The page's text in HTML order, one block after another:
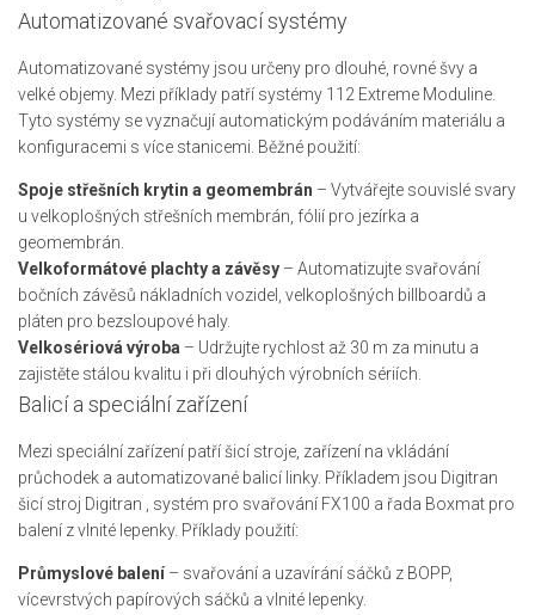
Automatizované svařovací systémy
Automatizované systémy jsou určeny pro dlouhé, rovné švy a
velké objemy. Mezi příklady patří systémy 112 Extreme Moduline.
Tyto systémy se vyznačují automatickým podáváním materiálu a
konfiguracemi s více stanicemi. Běžné použití:
Spoje střešních krytin a geomembrán – Vytvářejte souvislé svary
u velkoplošných střešních membrán, fólií pro jezírka a
geomembrán.
Velkoformátové plachty a závěsy – Automatizujte svařování
bočních závěsů nákladních vozidel, velkoplošných billboardů a
pláten pro bezsloupové haly.
Velkosériová výroba – Udržujte rychlost až 30 m za minutu a
zajistěte stálou kvalitu i při dlouhých výrobních sériích.
Balicí a speciální zařízení
Mezi speciální zařízení patří šicí stroje, zařízení na vkládání
průchodek a automatizované balicí linky. Příkladem jsou Digitran
šicí stroj Digitran , systém pro svařování FX100 a řada Boxmat pro
balení z vlnité lepenky. Příklady použití:
Průmyslové balení – svařování a uzavírání sáčků z BOPP,
vícevrstvých papírových sáčků a vlnité lepenky.